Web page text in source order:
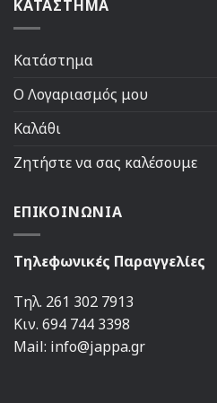
ΚΑΤΑΣΤΗΜΑ
Κατάστημα
Ο Λογαριασμός μου
Καλάθι
Ζητήστε να σας καλέσουμε
ΕΠΙΚΟΙΝΩΝΙΑ
Τηλεφωνικές Παραγγελίες
Τηλ. 261 302 7913
Κιν. 694 744 3398
Mail: info@jappa.gr